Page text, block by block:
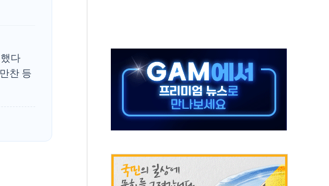
자증권, 해외대 재학생 대상 채용설명회 'KIS Chat in Seoul' 개최
이 시각 글로벌 PICK] 연말 달러당 149엔 전망 外
-산림청, 대구권 산림재난 대응력 강화... 산불합동대응센터 구축
석 "과반 승리 가능성 99.99%…정청래 조직 강세인 충청·PK서 선방"
다
찬 등